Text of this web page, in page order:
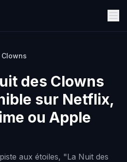
des Clowns
sur Netflix,
ou Apple
aux étoiles, "La Nuit des